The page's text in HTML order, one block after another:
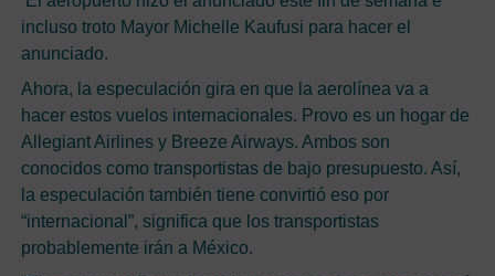
incluso troto Mayor Michelle Kaufusi para hacer el
anunciado.
Ahora, la especulación gira en que la aerolínea va a
hacer estos vuelos internacionales. Provo es un hogar de
Allegiant Airlines y Breeze Airways. Ambos son
conocidos como transportistas de bajo presupuesto. Así,
la especulación también tiene convirtió eso por
“internacional”, significa que los transportistas
probablemente irán a México.